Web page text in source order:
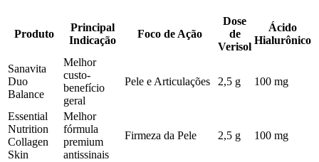
Produto
Principal
Indicação
Foco de Ação
Dose
de
Verisol
Ácido
Hialurônico
Sanavita
Duo
Balance
Melhor
custo-
benefício
geral
Pele e Articulações 2,5 g 100 mg
Essential
Nutrition
Collagen
Skin
Melhor
fórmula
premium
antissinais
Firmeza da Pele 2,5 g 100 mg